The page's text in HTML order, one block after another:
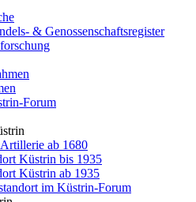
& Genossenschaftsregister
Forum
ab 1680
Küstrin bis 1935
Küstrin ab 1935
im Küstrin-Forum